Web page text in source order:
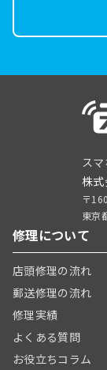
ス
株式
〒
東京
修理について
店頭修理の流れ
郵送修理の流れ
修理実績
よくある質問
お役立ちコラム